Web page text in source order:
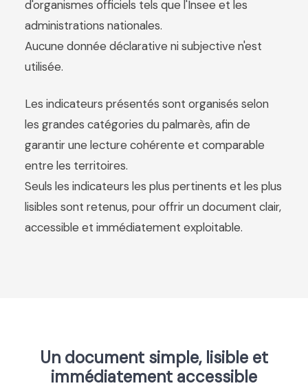
d'organismes officiels tels que l'Insee et les
administrations nationales.
Aucune donnée déclarative ni subjective n'est
utilisée.
Les indicateurs présentés sont organisés selon
les grandes catégories du palmarès, afin de
garantir une lecture cohérente et comparable
entre les territoires.
Seuls les indicateurs les plus pertinents et les plus
lisibles sont retenus, pour offrir un document clair,
accessible et immédiatement exploitable.
Un document simple, lisible et
immédiatement accessible